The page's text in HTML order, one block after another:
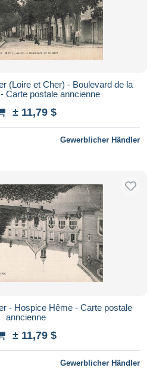
(Loire et Cher) - Boulevard de la
Carte postale anncienne
± 11,79 $
Gewerblicher Händler
- Hospice Hême - Carte postale
anncienne
± 11,79 $
Gewerblicher Händler